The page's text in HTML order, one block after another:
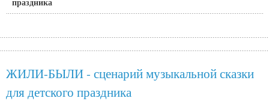
ЖИЛИ-БЫЛИ - сценарий музыкальной сказки
для детского праздника